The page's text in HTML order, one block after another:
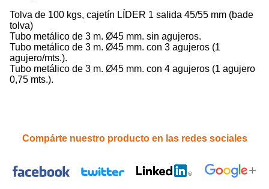
Tolva de 100 kgs, cajetín LÍDER 1 salida 45/55 mm (bade
tolva)
Tubo metálico de 3 m. Ø45 mm. sin agujeros.
Tubo metálico de 3 m. Ø45 mm. con 3 agujeros (1
agujero/mts.).
Tubo metálico de 3 m. Ø45 mm. con 4 agujeros (1 agujero
0,75 mts.).
Compárte nuestro producto en las redes sociales